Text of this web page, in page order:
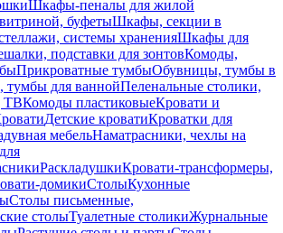
Шкафы-пеналы для жилой
буфетыШкафы, секции в
системы храненияШкафы для
подставки для зонтовКомоды,
Прикроватные тумбыОбувницы, тумбы в
тумбы для ваннойПеленальные столики,
ТВКомоды пластиковыеКровати и
Детские кроватиКроватки для
мебельНаматрасники, чехлы на
РаскладушкиКровати-трансформеры,
домикиСтолыКухонные
Столы письменные,
столыТуалетные столикиЖурнальные